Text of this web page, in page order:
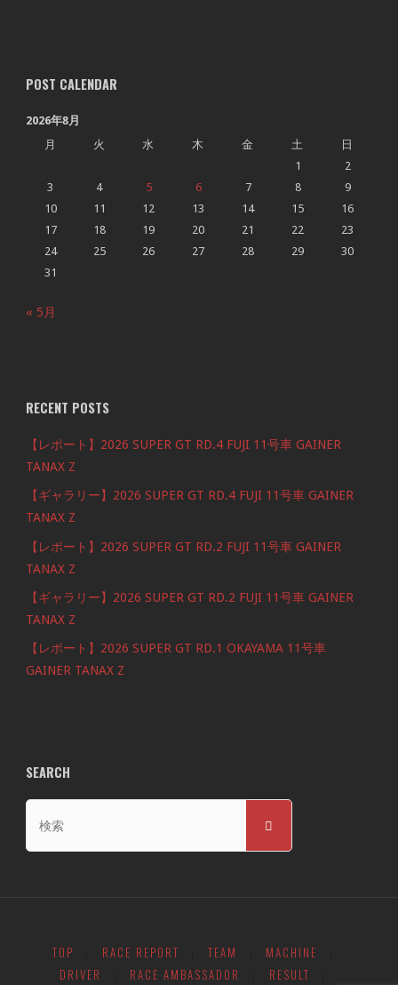
POST CALENDAR
2026年8月
月
火 水 木 金 土
日
1
2
3
4 5 6 7 8
9
10
11 12 13 14 15
16
17
18 19 20 21 22
23
24
25 26 27 28 29
30
31
« 5月
RECENT POSTS
【レポート】2026 SUPER GT RD.4 FUJI 11号車 GAINER
TANAX Z
【ギャラリー】2026 SUPER GT RD.4 FUJI 11号車 GAINER
TANAX Z
【レポート】2026 SUPER GT RD.2 FUJI 11号車 GAINER
TANAX Z
【ギャラリー】2026 SUPER GT RD.2 FUJI 11号車 GAINER
TANAX Z
【レポート】2026 SUPER GT RD.1 OKAYAMA 11号車
GAINER TANAX Z
SEARCH
対
検
TOP RACE REPORT TEAM MACHINE
DRIVER RACE AMBASSADOR RESULT